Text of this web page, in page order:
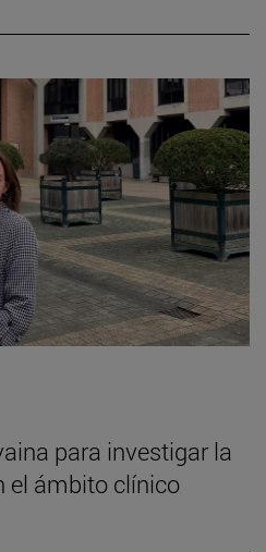
para investigar la
el ámbito clínico